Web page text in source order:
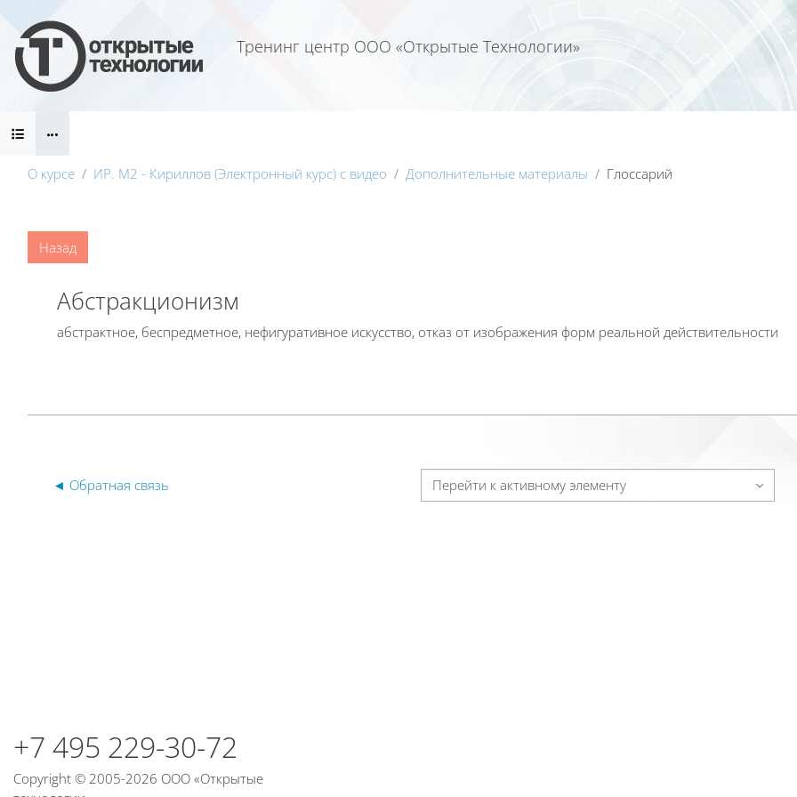
Тренинг центр ООО «Открытые Технологии»
Блоки
О курсе ИР. М2 - Кириллов (Электронный курс) с видео Дополнительные материалы Глоссарий
Блоки
Назад
Абстракционизм
абстрактное, беспредметное, нефигуративное искусство, отказ от изображения форм реальной действительности
◄ Обратная связь Перейти к активному элементу
+7 495 229-30-72
Copyright © 2005-2026 ООО «Открытые